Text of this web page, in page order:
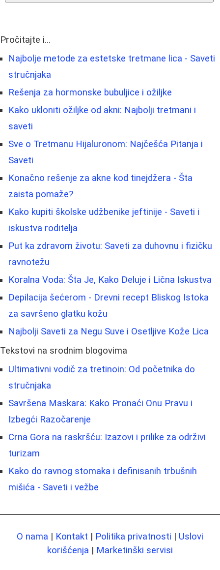
Pročitajte i...
Najbolje metode za estetske tretmane lica - Saveti
stručnjaka
Rešenja za hormonske bubuljice i ožiljke
Kako ukloniti ožiljke od akni: Najbolji tretmani i
saveti
Sve o Tretmanu Hijaluronom: Najčešća Pitanja i
Saveti
Konačno rešenje za akne kod tinejdžera - Šta
zaista pomaže?
Kako kupiti školske udžbenike jeftinije - Saveti i
iskustva roditelja
Put ka zdravom životu: Saveti za duhovnu i fizičku
ravnotežu
Koralna Voda: Šta Je, Kako Deluje i Lična Iskustva
Depilacija šećerom - Drevni recept Bliskog Istoka
za savršeno glatku kožu
Najbolji Saveti za Negu Suve i Osetljive Kože Lica
Tekstovi na srodnim blogovima
Ultimativni vodič za tretinoin: Od početnika do
stručnjaka
Savršena Maskara: Kako Pronaći Onu Pravu i
Izbegći Razоčarenje
Crna Gora na raskršću: Izazovi i prilike za održivi
turizam
Kako do ravnog stomaka i definisanih trbušnih
mišića - Saveti i vežbe
O nama | Kontakt | Politika privatnosti | Uslovi
korišćenja | Marketinški servisi